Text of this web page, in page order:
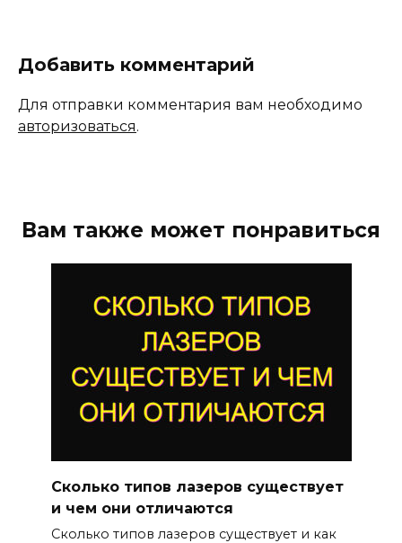
Добавить комментарий
Для отправки комментария вам необходимо
авторизоваться.
Вам также может понравиться
Сколько типов лазеров существует
и чем они отличаются
Сколько типов лазеров существует и как